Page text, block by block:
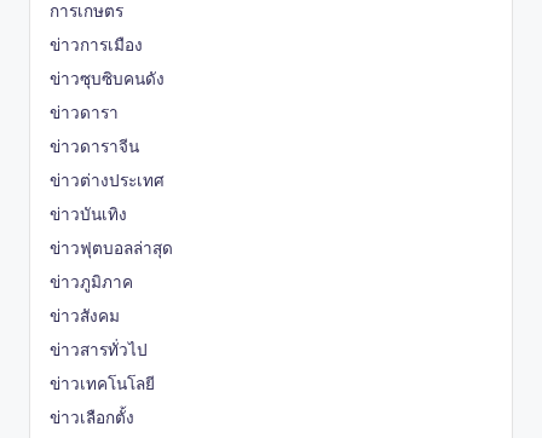
การเกษตร
ข่าวการเมือง
ข่าวซุบซิบคนดัง
ข่าวดารา
ข่าวดาราจีน
ข่าวต่างประเทศ
ข่าวบันเทิง
ข่าวฟุตบอลล่าสุด
ข่าวภูมิภาค
ข่าวสังคม
ข่าวสารทั่วไป
ข่าวเทคโนโลยี
ข่าวเลือกตั้ง